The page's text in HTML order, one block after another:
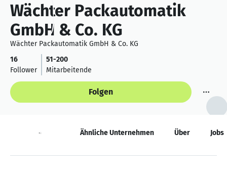
Wächter Packautomatik
GmbH & Co. KG
Wächter Packautomatik GmbH & Co. KG
16
Follower
51-200
Mitarbeitende
Folgen
Neuigkeiten Ähnliche Unternehmen Über Jobs